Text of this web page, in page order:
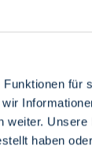
für
haben